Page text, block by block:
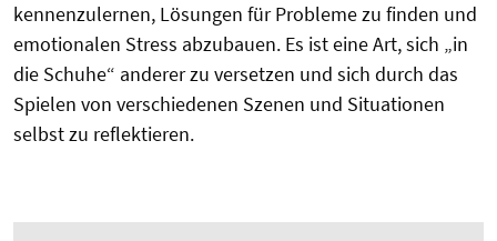
kennenzulernen, Lösungen für Probleme zu finden und
emotionalen Stress abzubauen. Es ist eine Art, sich „in
die Schuhe“ anderer zu versetzen und sich durch das
Spielen von verschiedenen Szenen und Situationen
selbst zu reflektieren.